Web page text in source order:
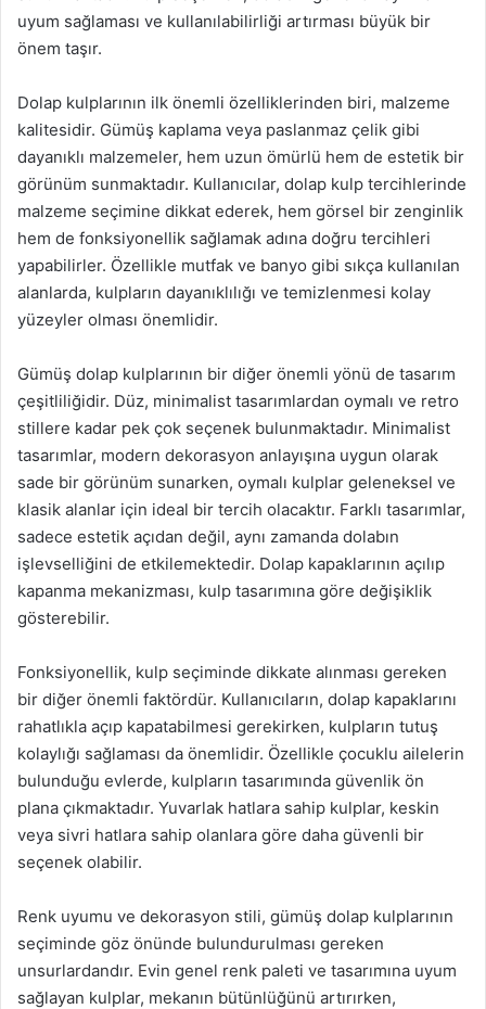
uyum sağlaması ve kullanılabilirliği artırması büyük bir
önem taşır.
Dolap kulplarının ilk önemli özelliklerinden biri, malzeme
kalitesidir. Gümüş kaplama veya paslanmaz çelik gibi
dayanıklı malzemeler, hem uzun ömürlü hem de estetik bir
görünüm sunmaktadır. Kullanıcılar, dolap kulp tercihlerinde
malzeme seçimine dikkat ederek, hem görsel bir zenginlik
hem de fonksiyonellik sağlamak adına doğru tercihleri
yapabilirler. Özellikle mutfak ve banyo gibi sıkça kullanılan
alanlarda, kulpların dayanıklılığı ve temizlenmesi kolay
yüzeyler olması önemlidir.
Gümüş dolap kulplarının bir diğer önemli yönü de tasarım
çeşitliliğidir. Düz, minimalist tasarımlardan oymalı ve retro
stillere kadar pek çok seçenek bulunmaktadır. Minimalist
tasarımlar, modern dekorasyon anlayışına uygun olarak
sade bir görünüm sunarken, oymalı kulplar geleneksel ve
klasik alanlar için ideal bir tercih olacaktır. Farklı tasarımlar,
sadece estetik açıdan değil, aynı zamanda dolabın
işlevselliğini de etkilemektedir. Dolap kapaklarının açılıp
kapanma mekanizması, kulp tasarımına göre değişiklik
gösterebilir.
Fonksiyonellik, kulp seçiminde dikkate alınması gereken
bir diğer önemli faktördür. Kullanıcıların, dolap kapaklarını
rahatlıkla açıp kapatabilmesi gerekirken, kulpların tutuş
kolaylığı sağlaması da önemlidir. Özellikle çocuklu ailelerin
bulunduğu evlerde, kulpların tasarımında güvenlik ön
plana çıkmaktadır. Yuvarlak hatlara sahip kulplar, keskin
veya sivri hatlara sahip olanlara göre daha güvenli bir
seçenek olabilir.
Renk uyumu ve dekorasyon stili, gümüş dolap kulplarının
seçiminde göz önünde bulundurulması gereken
unsurlardandır. Evin genel renk paleti ve tasarımına uyum
sağlayan kulplar, mekanın bütünlüğünü artırırken,